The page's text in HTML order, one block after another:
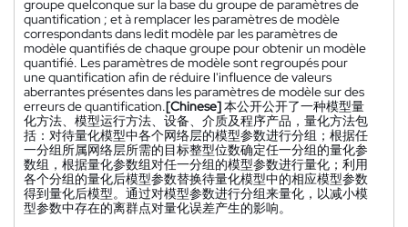
groupe quelconque sur la base du groupe de paramètres de
quantification ; et à remplacer les paramètres de modèle
correspondants dans ledit modèle par les paramètres de
modèle quantifiés de chaque groupe pour obtenir un modèle
quantifié. Les paramètres de modèle sont regroupés pour
une quantification afin de réduire l'influence de valeurs
aberrantes présentes dans les paramètres de modèle sur des
erreurs de quantification.[Chinese]本公开公开了一种模型量
化方法、模型运行方法、设备、介质及程序产品，量化方法包
括：对待量化模型中各个网络层的模型参数进行分组；根据任
一分组所属网络层所需的目标整型位数确定任一分组的量化参
数组，根据量化参数组对任一分组的模型参数进行量化；利用
各个分组的量化后模型参数替换待量化模型中的相应模型参数
得到量化后模型。通过对模型参数进行分组来量化，以减小模
型参数中存在的离群点对量化误差产生的影响。